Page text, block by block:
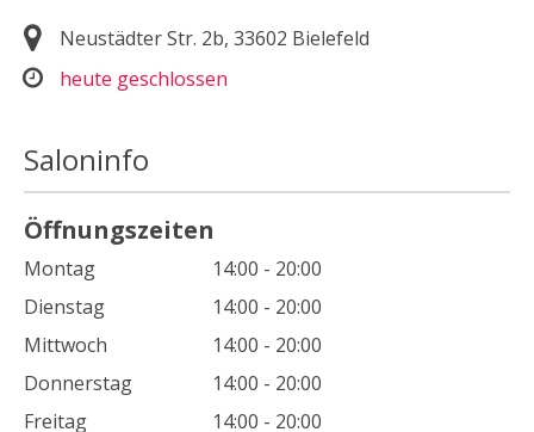
Neustädter Str. 2b, 33602 Bielefeld
heute geschlossen
Saloninfo
Öffnungszeiten
Montag
14:00 - 20:00
Dienstag
14:00 - 20:00
Mittwoch
14:00 - 20:00
Donnerstag
14:00 - 20:00
Freitag
14:00 - 20:00